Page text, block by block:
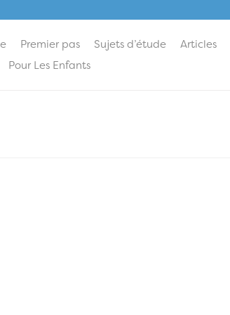
Premier pas Sujets d’étude Articles
Pour Les Enfants